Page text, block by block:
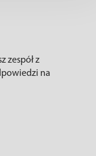
zespół z
na